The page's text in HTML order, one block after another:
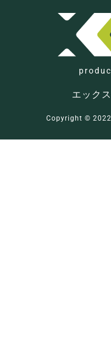
エック
Copyright ©︎